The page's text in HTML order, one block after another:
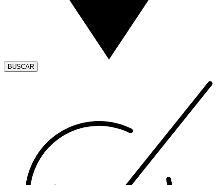
BUSCAR